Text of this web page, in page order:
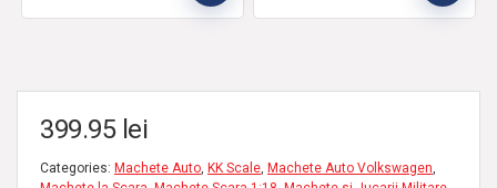
399.95 lei
Categories: Machete Auto, KK Scale, Machete Auto Volkswagen,